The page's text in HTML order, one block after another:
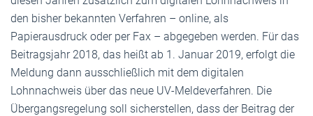
den bisher bekannten Verfahren – online, als
Papierausdruck oder per Fax – abgegeben werden. Für das
Beitragsjahr 2018, das heißt ab 1. Januar 2019, erfolgt die
Meldung dann ausschließlich mit dem digitalen
Lohnnachweis über das neue UV-Meldeverfahren. Die
Übergangsregelung soll sicherstellen, dass der Beitrag der